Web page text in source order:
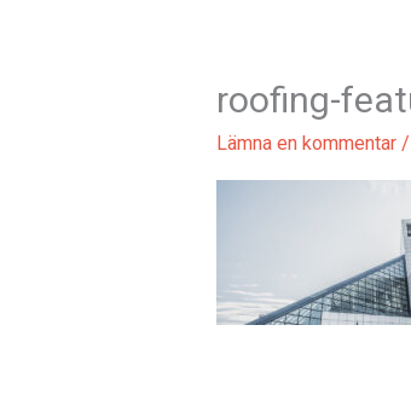
roofing-
Lämna en kommentar /